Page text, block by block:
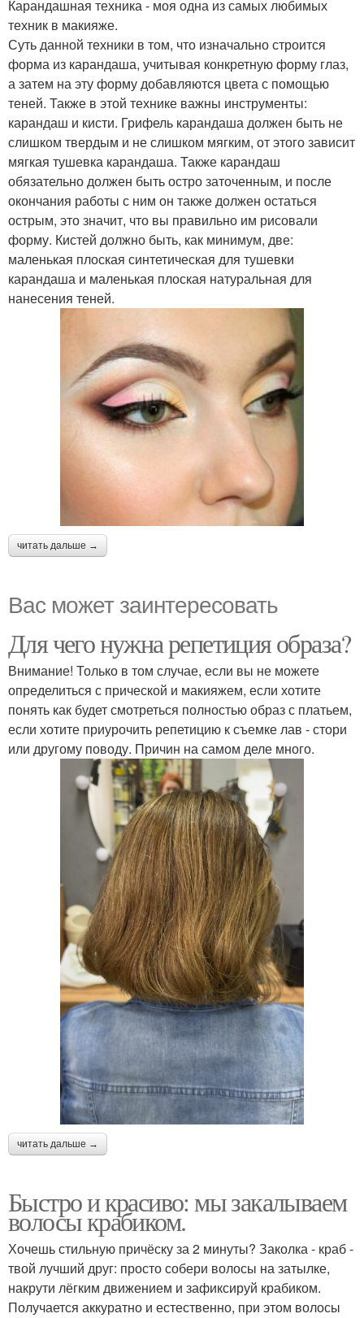
Карандашная техника - моя одна из самых любимых
техник в макияже.
Суть данной техники в том, что изначально строится
форма из карандаша, учитывая конкретную форму глаз,
а затем на эту форму добавляются цвета с помощью
теней. Также в этой технике важны инструменты:
карандаш и кисти. Грифель карандаша должен быть не
слишком твердым и не слишком мягким, от этого зависит
мягкая тушевка карандаша. Также карандаш
обязательно должен быть остро заточенным, и после
окончания работы с ним он также должен остаться
острым, это значит, что вы правильно им рисовали
форму. Кистей должно быть, как минимум, две:
маленькая плоская синтетическая для тушевки
карандаша и маленькая плоская натуральная для
нанесения теней.
читать дальше →
Вас может заинтересовать
Для чего нужна репетиция образа?
Внимание! Только в том случае, если вы не можете
определиться с прической и макияжем, если хотите
понять как будет смотреться полностью образ с платьем,
если хотите приурочить репетицию к съемке лав - стори
или другому поводу. Причин на самом деле много.
читать дальше →
Быстро и красиво: мы закалываем
волосы крабиком.
Хочешь стильную причёску за 2 минуты? Заколка - краб -
твой лучший друг: просто собери волосы на затылке,
накрути лёгким движением и зафиксируй крабиком.
Получается аккуратно и естественно, при этом волосы